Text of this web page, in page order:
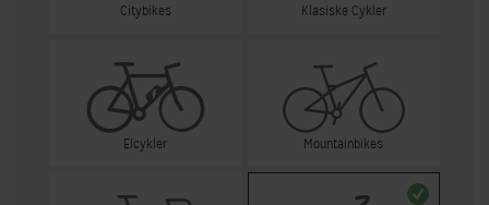
Citybikes Klasiske Cykler
Elcykler Mountainbikes